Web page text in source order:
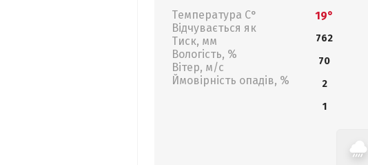
Температура С°
Відчувається як
Тиск, мм
Вологість, %
Вітер, м/с
Ймовірність опадів, %
19°
762
70
2
1